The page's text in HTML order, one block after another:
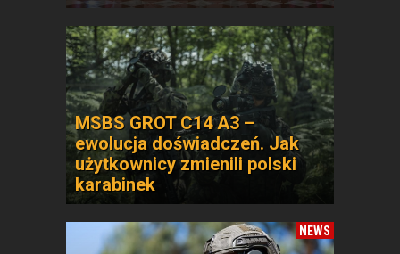
MSBS GROT C14 A3 –
ewolucja doświadczeń. Jak
użytkownicy zmienili polski
karabinek
NEWS